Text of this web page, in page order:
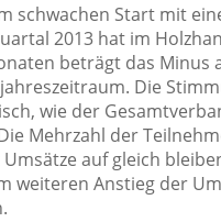
schwachen Start mit
2013 hat im
beträgt das Minus
Die
wie der
Mehrzahl der
auf gleich
weiteren Anstieg der